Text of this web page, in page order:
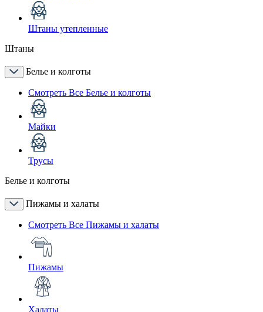
Штаны утепленные
Штаны
Белье и колготы
Смотреть Все Белье и колготы
Майки
Трусы
Белье и колготы
Пижамы и халаты
Смотреть Все Пижамы и халаты
Пижамы
Халаты